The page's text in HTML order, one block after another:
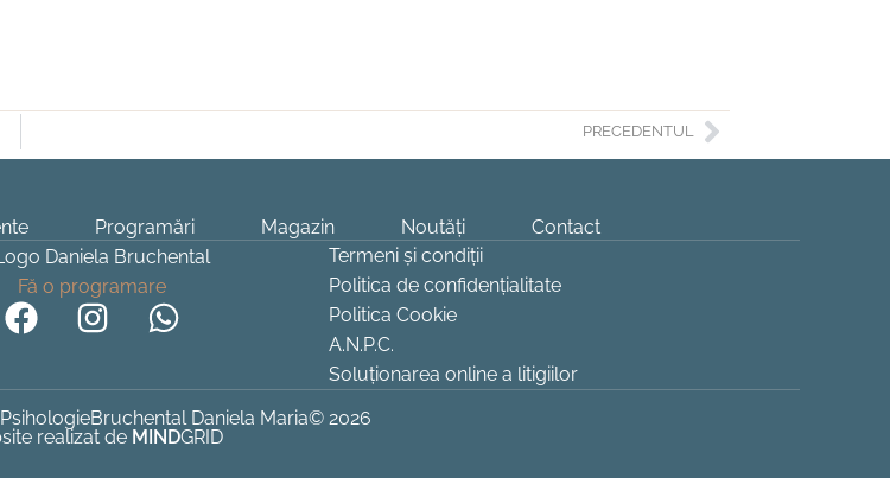
PRECEDENTUL
Programări Magazin Noutăți
Contact
Fă o programare
Termeni și condiții
Politica de confidențialitate
Politica Cookie
A.N.P.C.
Soluționarea online a litigiilor
Bruchental Daniela Maria© 2026
realizat de MINDGRID